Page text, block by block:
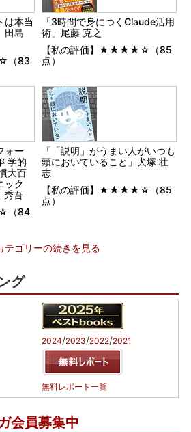
は本当
田島
（83
「3時間で身につくClaude活用
術」尾藤 克之
【私の評価】★★★★☆（85
点）
ォー
学的
大百
ック
秀吾
（84
「「説明」がうまい人がいつも
頭においていること」犬塚 壮
志
【私の評価】★★★★☆（85
点）
テゴリーの続きを見る
グ
2024/2023/2022/2021
無料レポート一覧
会員募集中